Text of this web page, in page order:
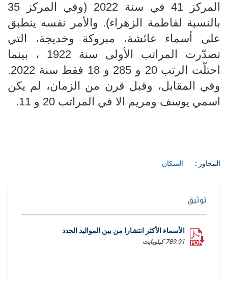
المركز 41 في سنة 2022 (وفي المركز 35
بالنسبة لفاطمة الزهراء). والأمر نفسه ينطبق
على أسماء عائشة، مبروكة وخديجة، التي
تصدّرت المراتب الأولى سنة 1922 ، بينما
احتلّت الرتب 20 و 285 و 18 فقط سنة 2022.
وفي المقابل، وقبل قرن من الزمان، لم يكن
اسمي يوسف ومريم الا في المراتب 20 و 11.
المحاور : السكان
توثيق
الأسماء الأكثر انتشارا من بين المواليد الجدد
789.91 كيلوبايت